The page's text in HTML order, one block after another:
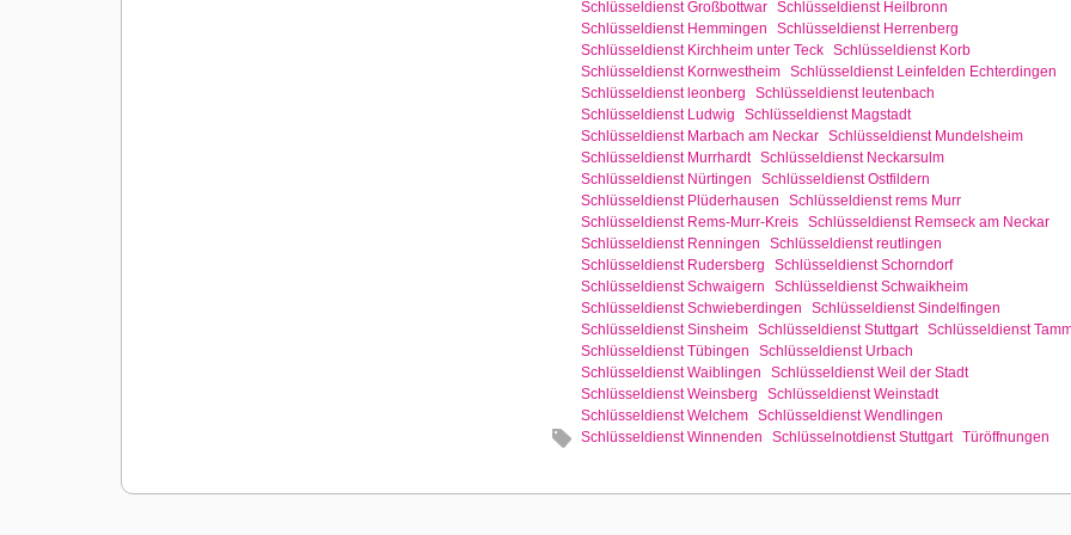
Schlüsseldienst Großbottwar Schlüsseldienst Heilbronn
Schlüsseldienst Hemmingen
Schlüsseldienst Herrenberg
Schlüsseldienst Kirchheim unter Teck Schlüsseldienst Korb
Schlüsseldienst Kornwestheim Schlüsseldienst Leinfelden Echterdingen
Schlüsseldienst leonberg
Schlüsseldienst leutenbach
Schlüsseldienst Ludwig
Schlüsseldienst Magstadt
Schlüsseldienst Marbach am Neckar Schlüsseldienst Mundelsheim
Schlüsseldienst Murrhardt Schlüsseldienst Neckarsulm
Schlüsseldienst Nürtingen
Schlüsseldienst Ostfildern
Schlüsseldienst Plüderhausen
Schlüsseldienst rems Murr
Schlüsseldienst Rems-Murr-Kreis Schlüsseldienst Remseck am Neckar
Schlüsseldienst Renningen
Schlüsseldienst reutlingen
Schlüsseldienst Rudersberg
Schlüsseldienst Schorndorf
Schlüsseldienst Schwaigern
Schlüsseldienst Schwaikheim
Schlüsseldienst Schwieberdingen
Schlüsseldienst Sindelfingen
Schlüsseldienst Sinsheim Schlüsseldienst Stuttgart Schlüsseldienst
Schlüsseldienst Tübingen
Schlüsseldienst Urbach
Schlüsseldienst Waiblingen
Schlüsseldienst Weil der Stadt
Schlüsseldienst Weinsberg
Schlüsseldienst Weinstadt
Schlüsseldienst Welchem Schlüsseldienst Wendlingen
Schlüsseldienst Winnenden
Schlüsselnotdienst Stuttgart Türöffnungen